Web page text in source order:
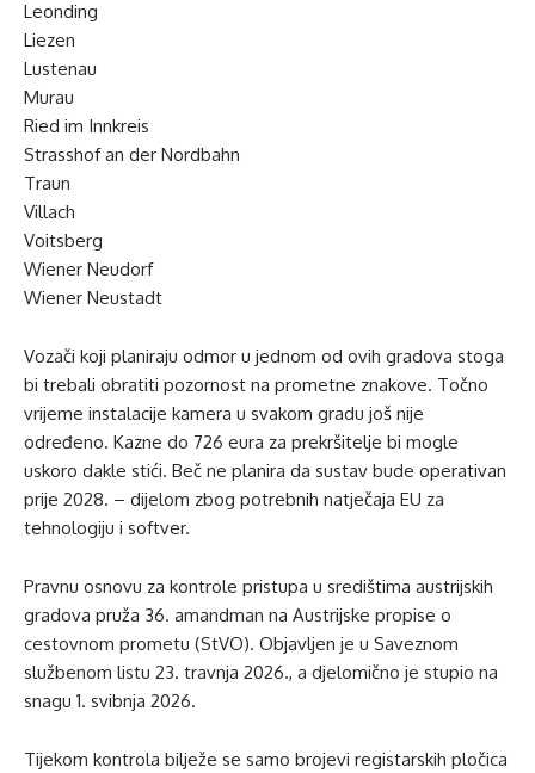
Leonding
Liezen
Lustenau
Murau
Ried im Innkreis
Strasshof an der Nordbahn
Traun
Villach
Voitsberg
Wiener Neudorf
Wiener Neustadt
Vozači koji planiraju odmor u jednom od ovih gradova stoga
bi trebali obratiti pozornost na prometne znakove. Točno
vrijeme instalacije kamera u svakom gradu još nije
određeno. Kazne do 726 eura za prekršitelje bi mogle
uskoro dakle stići. Beč ne planira da sustav bude operativan
prije 2028. – dijelom zbog potrebnih natječaja EU za
tehnologiju i softver.
Pravnu osnovu za kontrole pristupa u središtima austrijskih
gradova pruža 36. amandman na Austrijske propise o
cestovnom prometu (StVO). Objavljen je u Saveznom
službenom listu 23. travnja 2026., a djelomično je stupio na
snagu 1. svibnja 2026.
Tijekom kontrola bilježe se samo brojevi registarskih pločica